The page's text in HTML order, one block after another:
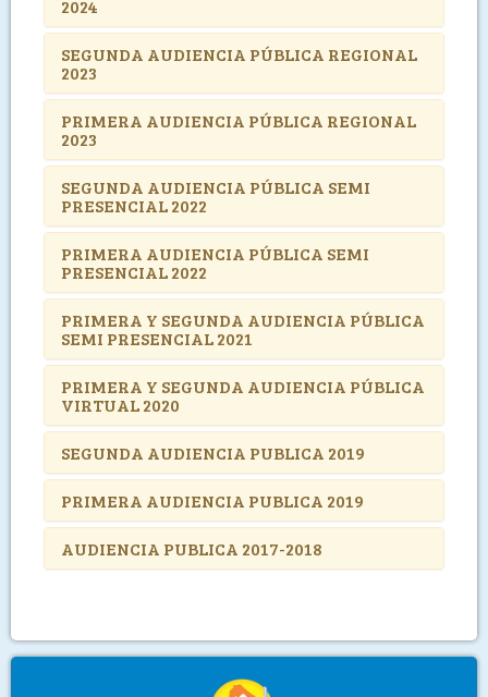
2024
SEGUNDA AUDIENCIA PÚBLICA REGIONAL
2023
PRIMERA AUDIENCIA PÚBLICA REGIONAL
2023
SEGUNDA AUDIENCIA PÚBLICA SEMI
PRESENCIAL 2022
PRIMERA AUDIENCIA PÚBLICA SEMI
PRESENCIAL 2022
PRIMERA Y SEGUNDA AUDIENCIA PÚBLICA
SEMI PRESENCIAL 2021
PRIMERA Y SEGUNDA AUDIENCIA PÚBLICA
VIRTUAL 2020
SEGUNDA AUDIENCIA PUBLICA 2019
PRIMERA AUDIENCIA PUBLICA 2019
AUDIENCIA PUBLICA 2017-2018